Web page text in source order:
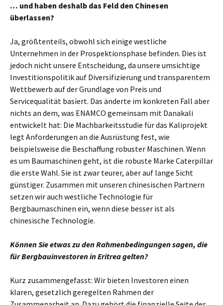
… und haben deshalb das Feld den Chinesen
überlassen?
Ja, größtenteils, obwohl sich einige westliche
Unternehmen in der Prospektionsphase befinden. Dies ist
jedoch nicht unsere Entscheidung, da unsere umsichtige
Investitionspolitik auf Diversifizierung und transparentem
Wettbewerb auf der Grundlage von Preis und
Servicequalität basiert. Das änderte im konkreten Fall aber
nichts an dem, was ENAMCO gemeinsam mit Danakali
entwickelt hat: Die Machbarkeitsstudie für das Kaliprojekt
legt Anforderungen an die Ausrüstung fest, wie
beispielsweise die Beschaffung robuster Maschinen. Wenn
es um Baumaschinen geht, ist die robuste Marke Caterpillar
die erste Wahl. Sie ist zwar teurer, aber auf lange Sicht
günstiger. Zusammen mit unseren chinesischen Partnern
setzen wir auch westliche Technologie für
Bergbaumaschinen ein, wenn diese besser ist als
chinesische Technologie.
Können Sie etwas zu den Rahmenbedingungen sagen, die
für Bergbauinvestoren in Eritrea gelten?
Kurz zusammengefasst: Wir bieten Investoren einen
klaren, gesetzlich geregelten Rahmen der